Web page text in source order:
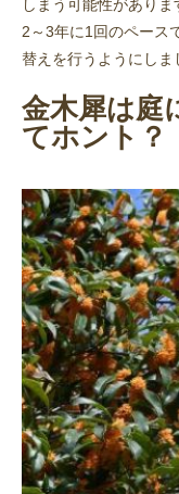
しまう可能性がありま
2～3年に1回のペース
替えを行うようにしま
金木犀は庭
てホント？